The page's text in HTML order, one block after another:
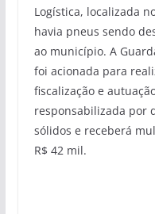
Logística, localizada
havia pneus sendo
ao município. A
foi acionada para
fiscalização e
responsabilizada por
sólidos e receberá
R$ 42 mil.